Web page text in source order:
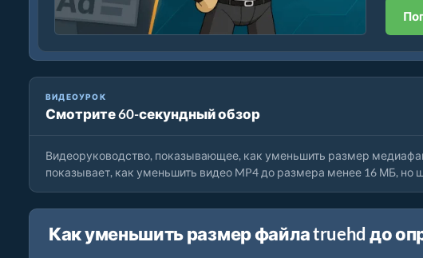
ВИДЕОУРОК
Смотрите 60-секундный обзор
Как уменьшить MP4 до 16 МБ (Простое руководство)
Видеоруководство, показывающее, как уменьшить размер
показывает, как уменьшить видео MP4 до размера менее 16 МБ, но
Как уменьшить размер файла truehd до